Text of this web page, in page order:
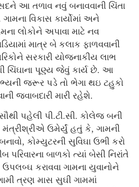
આ તળાવ નવું બનાવવાની ચિંતા
વિકાસ કાર્યોમાં અને
લોકોને અપાવા માટે નવ
માત્ર બે કલાક ફાળવવાની
સરકારી યોજનાકીય લાભ
ચિંઘાના પૂણ્ય જેવું કાર્ય છે. આ
જરૂર પડે તો ભેગા થઇ ટહુકો
જવાબદારી મારી રહેશે.
પહેલી પી.ટી.સી. કોલેજ બની
ઉમેર્યું હતું કે, ગામની
કોમ્યુટરની સુવિઘા ઉભી કરો
પરિવારના બાળકો ત્યાં બેસી નિરાંતે
ઉપલબ્ઘ કરાવવા ગામના યુવાનોને
ત્રણ માસ સુઘી ગામમાં